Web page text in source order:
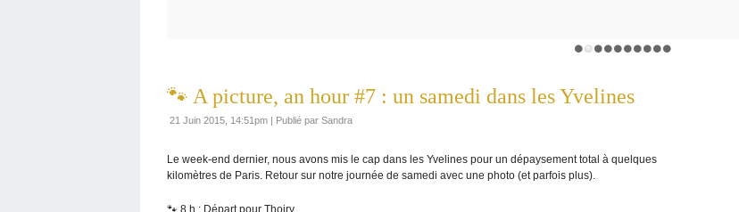
🐾 A picture, an hour #7 : un samedi dans les Yvelines
21 Juin 2015, 14:51pm | Publié par Sandra
Le week-end dernier, nous avons mis le cap dans les Yvelines pour un dépaysement total à quelques
kilomètres de Paris. Retour sur notre journée de samedi avec une photo (et parfois plus).
🐾 8 h : Départ pour Thoiry